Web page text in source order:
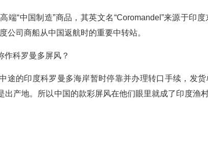
端“中国制造”商品，其英文名“Coromandel”来源于印
公司商船从中国返航时的重要中转站。
作科罗曼多屏风？
途的印度科罗曼多海岸暂时停靠并办理转口手续，发
产地。所以中国的款彩屏风在他们眼里就成了印度渔